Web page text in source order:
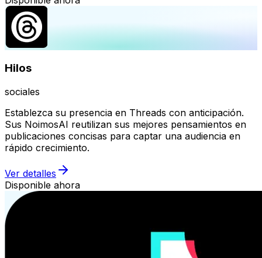
Hilos
sociales
Establezca su presencia en Threads con anticipación.
Sus NoimosAI reutilizan sus mejores pensamientos en
publicaciones concisas para captar una audiencia en
rápido crecimiento.
Ver detalles
Disponible ahora